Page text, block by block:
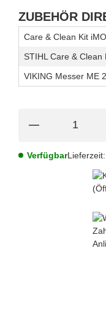
ZUBEHÖR
Care & Clean Kit
STIHL Care &
VIKING Messer ME
VerfügbarLieferzeit: